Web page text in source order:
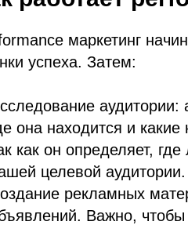
маркетинг
успеха. Затем:
аудитории:
она находится и
как он определяет,
целевой аудитории.
рекламных
Важно,